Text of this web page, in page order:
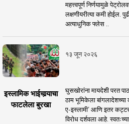
महत्त्वपूर्ण निर्णयामुळे
लक्षणीयरीत्या कमी होईल.
अत्याधुनिक फ्लेस ..
१३ जून २०२६
इस्लामिक भाईचार्‍याचा
फाटलेला बुरखा
घुसखोरांना मायदेशी परत
ठाम भूमिकेला बांगलादेशच्या
ए-इस्लामी’ आणि इतर
विरोध दर्शवला आहे.